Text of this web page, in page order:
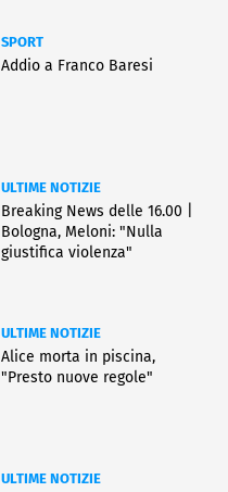
SPORT
Addio a Franco Baresi
ULTIME NOTIZIE
Breaking News delle 16.00 |
Bologna, Meloni: "Nulla
giustifica violenza"
ULTIME NOTIZIE
Alice morta in piscina,
"Presto nuove regole"
ULTIME NOTIZIE